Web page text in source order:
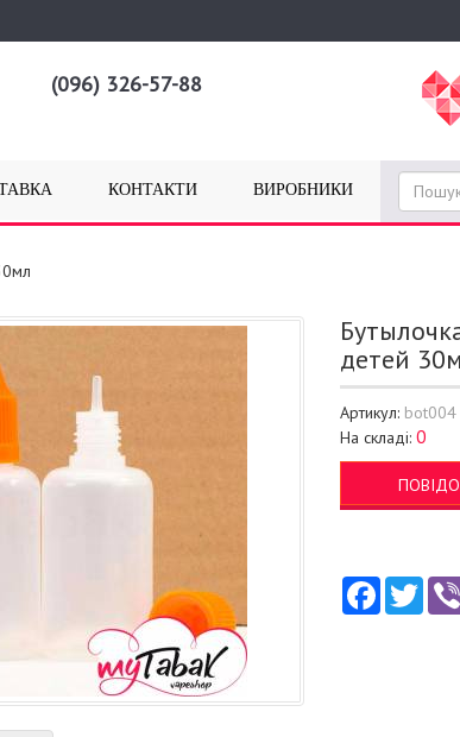
(096) 326-57-88
КОНТАКТИ ВИРОБНИКИ
детей
Артикул: bot004
На складі:0
Facebook